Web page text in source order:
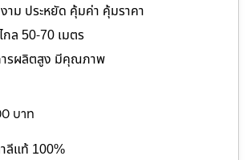
าม ประหยัด คุ้มค่า คุ้มราคา
กล 50-70 เมตร
ารผลิตสูง มีคุณภาพ
บาท
ลีแท้ 100%